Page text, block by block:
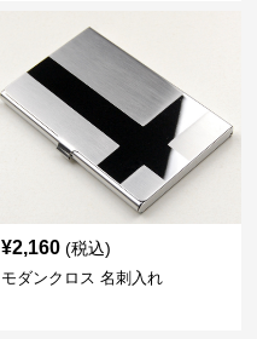
¥2,160 (税込)
モダンクロス 名刺入れ